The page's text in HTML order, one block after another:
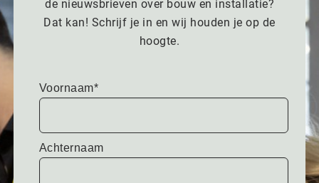
de nieuwsbrieven over bouw en installatie?
Dat kan! Schrijf je in en wij houden je op de
hoogte.
Voornaam*
Achternaam